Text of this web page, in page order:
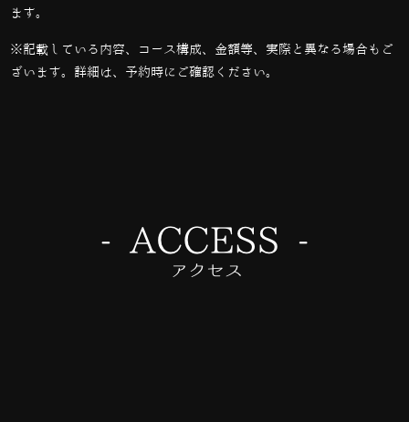
ます。
※記載している内容、コース構成、金額等、実際と異なる場合もご
ざいます。詳細は、予約時にご確認ください。